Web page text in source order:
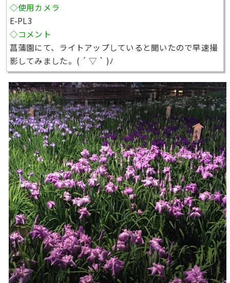
◇使用カメラ
E-PL3
◇コメント
菖蒲園にて、ライトアップしていると聞いたので早速撮
影してみました。( ´ ▽ ` )ﾉ